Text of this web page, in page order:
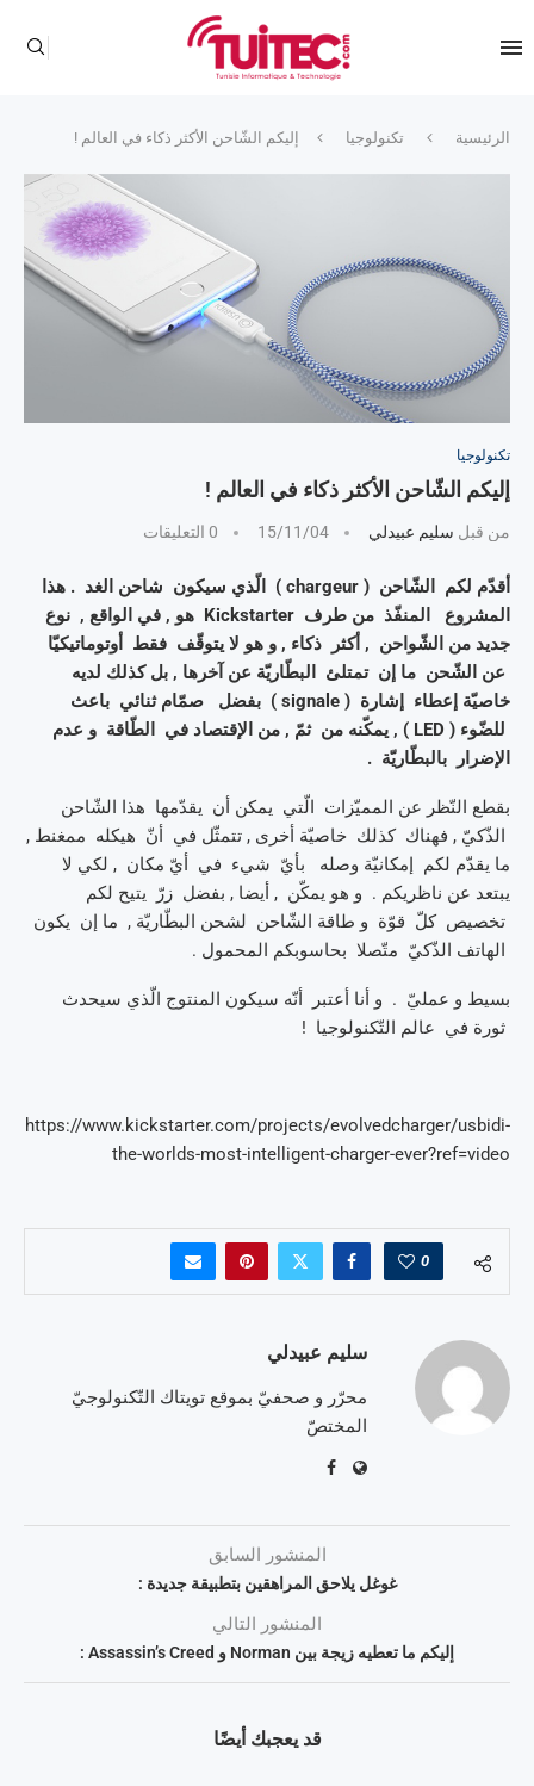
الرئيسية تكنولوجيا إليكم الشّاحن الأكثر ذكاء في العالم !
تكنولوجيا
إليكم الشّاحن الأكثر ذكاء في العالم !
من قبل سليم عبيدلي 15/11/04 0 التعليقات
أقدّم لكم الشّاحن ( chargeur ) الّذي سيكون شاحن الغد . هذا
المشروع المنفّذ من طرف Kickstarter هو , في الواقع , نوع
جديد من الشّواحن , أكثر ذكاء , و هو لا يتوقّف فقط أوتوماتيكيّا
عن الشّحن ما إن تمتلئ البطّاريّة عن آخرها , بل كذلك لديه
خاصيّة إعطاء إشارة ( signale ) بفضل صمّام ثنائي باعث
للضّوء ( LED ) , يمكّنه من ثمّ , من الإقتصاد في الطّاقة و عدم
الإضرار بالبطّاريّة .
بقطع النّظر عن المميّزات الّتي يمكن أن يقدّمها هذا الشّاحن
الذّكيّ , فهناك كذلك خاصيّة أخرى , تتمثّل في أنّ هيكله ممغنط ,
ما يقدّم لكم إمكانيّة وصله بأيّ شيء في أيّ مكان , لكي لا
يبتعد عن ناظريكم . و هو يمكّن , أيضا , بفضل زرّ يتيح لكم
تخصيص كلّ قوّة و طاقة الشّاحن لشحن البطّاريّة , ما إن يكون
الهاتف الذّكيّ متّصلا بحاسوبكم المحمول .
بسيط و عمليّ . و أنا أعتبر أنّه سيكون المنتوج الّذي سيحدث
ثورة في عالم التّكنولوجيا !
https://www.kickstarter.com/projects/evolvedcharger/usbidi-
the-worlds-most-intelligent-charger-ever?ref=video
0
سليم عبيدلي
محرّر و صحفيّ بموقع تويتاك التّكنولوجيّ
المختصّ
المنشور السابق
غوغل يلاحق المراهقين بتطبيقة جديدة :
المنشور التالي
إليكم ما تعطيه زيجة بين Norman و Assassin’s Creed :
قد يعجبك أيضًا